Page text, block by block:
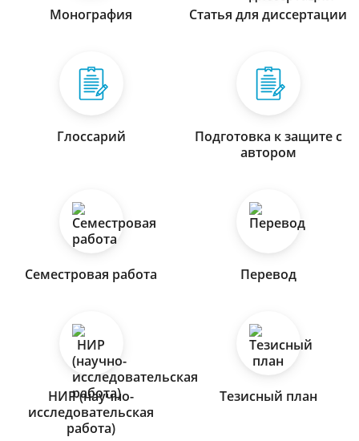
Монография Статья для диссертации
Глоссарий
Подготовка к защите с
автором
Семестровая работа Перевод
НИР (научно-
исследовательская
работа)
Тезисный план